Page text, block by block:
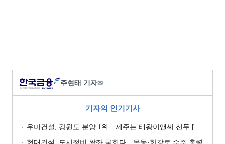
주현태 기자✉
기자의 인기기사
우미건설, 강원도 분양 1위…제주는 태왕이앤씨 선두 [이 지역 분양왕-강원·제주]